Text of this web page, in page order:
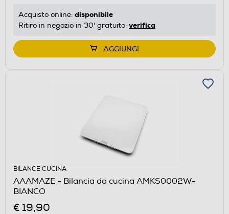
Acquisto online: disponibile
Ritiro in negozio in 30' gratuito: verifica
AGGIUNGI
BILANCE CUCINA
AAAMAZE - Bilancia da cucina AMKS0002W-
BIANCO
€ 19,90